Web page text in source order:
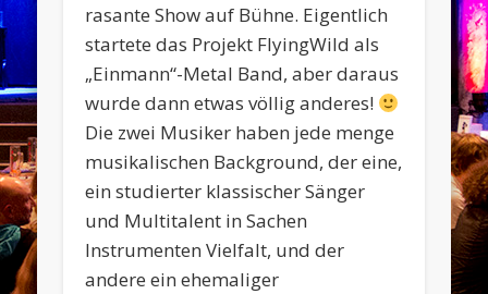
rasante Show auf Bühne. Eigentlich
startete das Projekt FlyingWild als
„Einmann“-Metal Band, aber daraus
wurde dann etwas völlig anderes!
Die zwei Musiker haben jede menge
musikalischen Background, der eine,
ein studierter klassischer Sänger
und Multitalent in Sachen
Instrumenten Vielfalt, und der
andere ein ehemaliger